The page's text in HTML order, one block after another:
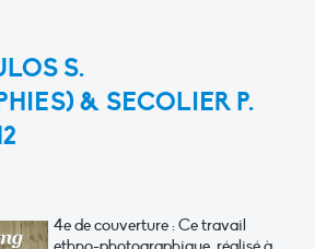
S.
& SECOLIER P.
4e de couverture : Ce travail